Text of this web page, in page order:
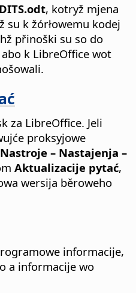
, kotryž mjena
k žórłowemu kodej
přinoški su so do
k LibreOffice wot
za LibreOffice. Jeli
proksyjowe
Nastroje – Nastajenja –
Aktualizacije pytać,
wersija běroweho
informacije,
a informacije wo